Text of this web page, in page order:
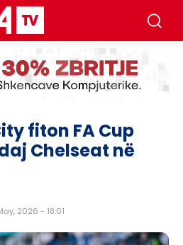
fiton FA Cup
Chelseat në
2026 - 18:01